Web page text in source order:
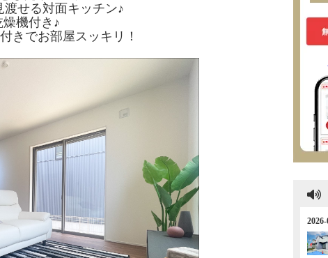
せる対面キッチン♪
機付き♪
きでお部屋スッキリ！